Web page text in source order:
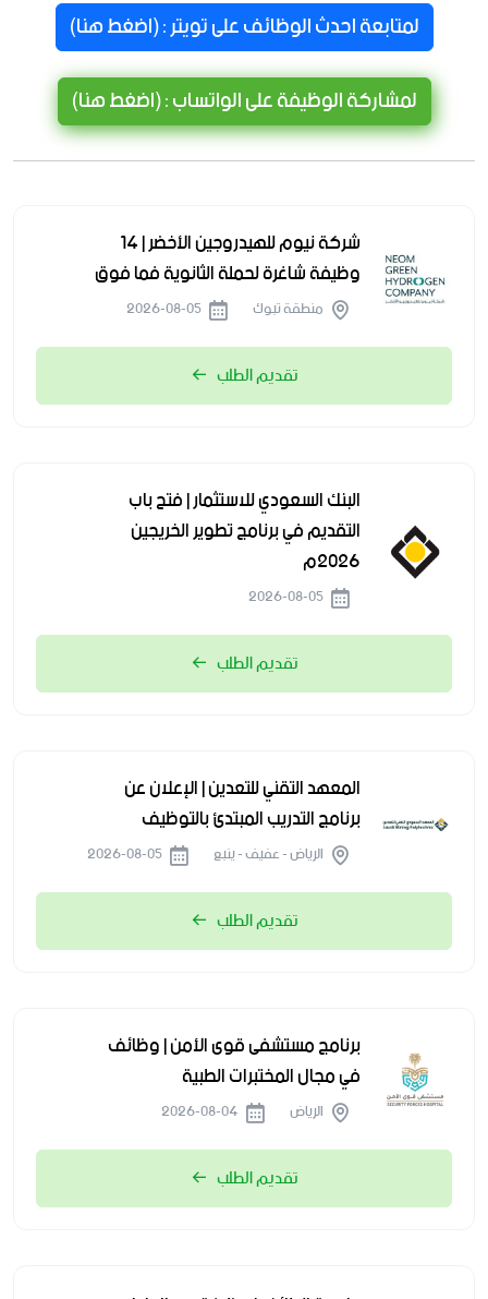
لمتابعة احدث الوظائف على تويتر : (اضغط هنا)
لمشاركة الوظيفة على الواتساب : (اضغط هنا)
شركة نيوم للهيدروجين الأخضر | 14
وظيفة شاغرة لحملة الثانوية فما فوق
منطقة تبوك
تقديم الطلب
البنك السعودي للاستثمار | فتح باب
التقديم في برنامج تطوير الخريجين
2026م
تقديم الطلب
المعهد التقني للتعدين | الإعلان عن
برنامج التدريب المبتدئ بالتوظيف
الرياض - عفيف - ينبع
تقديم الطلب
برنامج مستشفى قوى الأمن | وظائف
في مجال المختبرات الطبية
الرياض
تقديم الطلب